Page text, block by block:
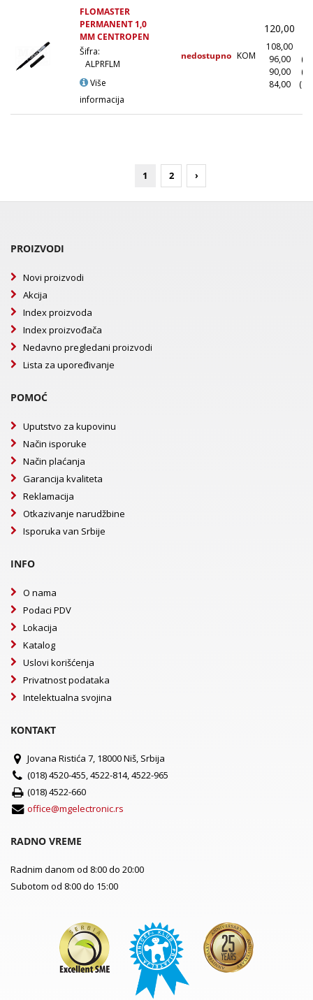
FLOMASTER
PERMANENT 1,0
MM CENTROPEN
Šifra:
ALPRFLM
Više
informacija
nedostupno KOM
120,00
108,00
96,00
90,00
84,00
1 2 ›
PROIZVODI
Novi proizvodi
Akcija
Index proizvoda
Index proizvođača
Nedavno pregledani proizvodi
Lista za upoređivanje
POMOĆ
Uputstvo za kupovinu
Način isporuke
Način plaćanja
Garancija kvaliteta
Reklamacija
Otkazivanje narudžbine
Isporuka van Srbije
INFO
O nama
Podaci PDV
Lokacija
Katalog
Uslovi korišćenja
Privatnost podataka
Intelektualna svojina
KONTAKT
Jovana Ristića 7, 18000 Niš, Srbija
(018) 4520-455, 4522-814, 4522-965
(018) 4522-660
office@mgelectronic.rs
RADNO VREME
Radnim danom od 8:00 do 20:00
Subotom od 8:00 do 15:00